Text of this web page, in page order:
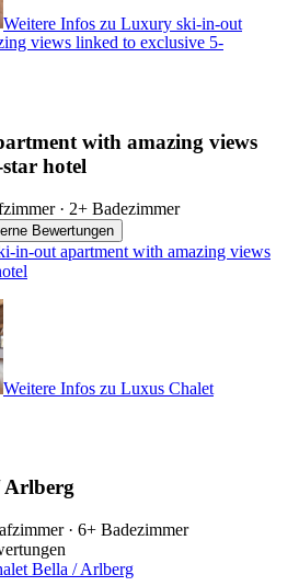
Weitere Infos zu Luxury ski-in-out
views linked to exclusive 5-
with amazing views
hotel
· 2+ Badezimmer
Bewertungen
in-out apartment with amazing views
Weitere Infos zu Luxus Chalet
Arlberg
· 6+ Badezimmer
Bella / Arlberg